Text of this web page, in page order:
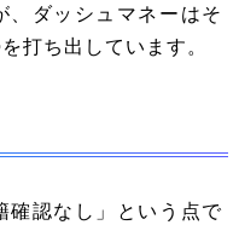
、ダッシュマネーはそ
打ち出しています。
確認なし」という点で